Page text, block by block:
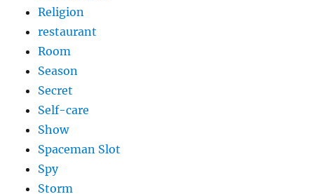
Religion
restaurant
Room
Season
Secret
Self-care
Show
Spaceman Slot
Spy
Storm